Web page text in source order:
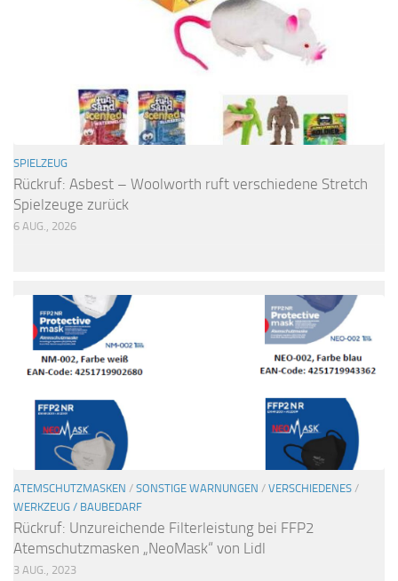
SPIELZEUG
Rückruf: Asbest – Woolworth ruft verschiedene Stretch
Spielzeuge zurück
6 AUG., 2026
ATEMSCHUTZMASKEN / SONSTIGE WARNUNGEN / VERSCHIEDENES /
WERKZEUG / BAUBEDARF
Rückruf: Unzureichende Filterleistung bei FFP2
Atemschutzmasken „NeoMask“ von Lidl
3 AUG., 2023